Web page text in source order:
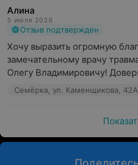
Алина
5 июля 2026
Отзыв подтвержден
Хочу выразить огромную
замечательному врачу
Олегу Владимировичу!
Семёрка, ул. Каменщикова, 42А